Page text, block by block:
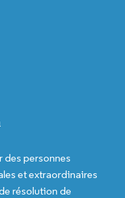
des personnes
et extraordinaires
résolution de